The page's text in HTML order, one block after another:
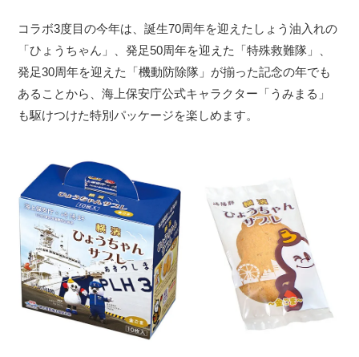
コラボ3度目の今年は、誕生70周年を迎えたしょう油入れの
「ひょうちゃん」、発足50周年を迎えた「特殊救難隊」、
発足30周年を迎えた「機動防除隊」が揃った記念の年でも
あることから、海上保安庁公式キャラクター「うみまる」
も駆けつけた特別パッケージを楽しめます。